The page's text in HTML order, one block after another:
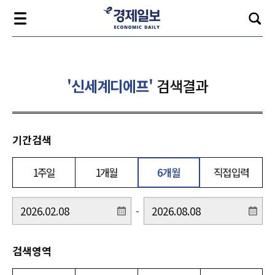
'신세계디에프' 검색결과
기간검색
1주일 1개월 6개월 직접입력
-
검색영역